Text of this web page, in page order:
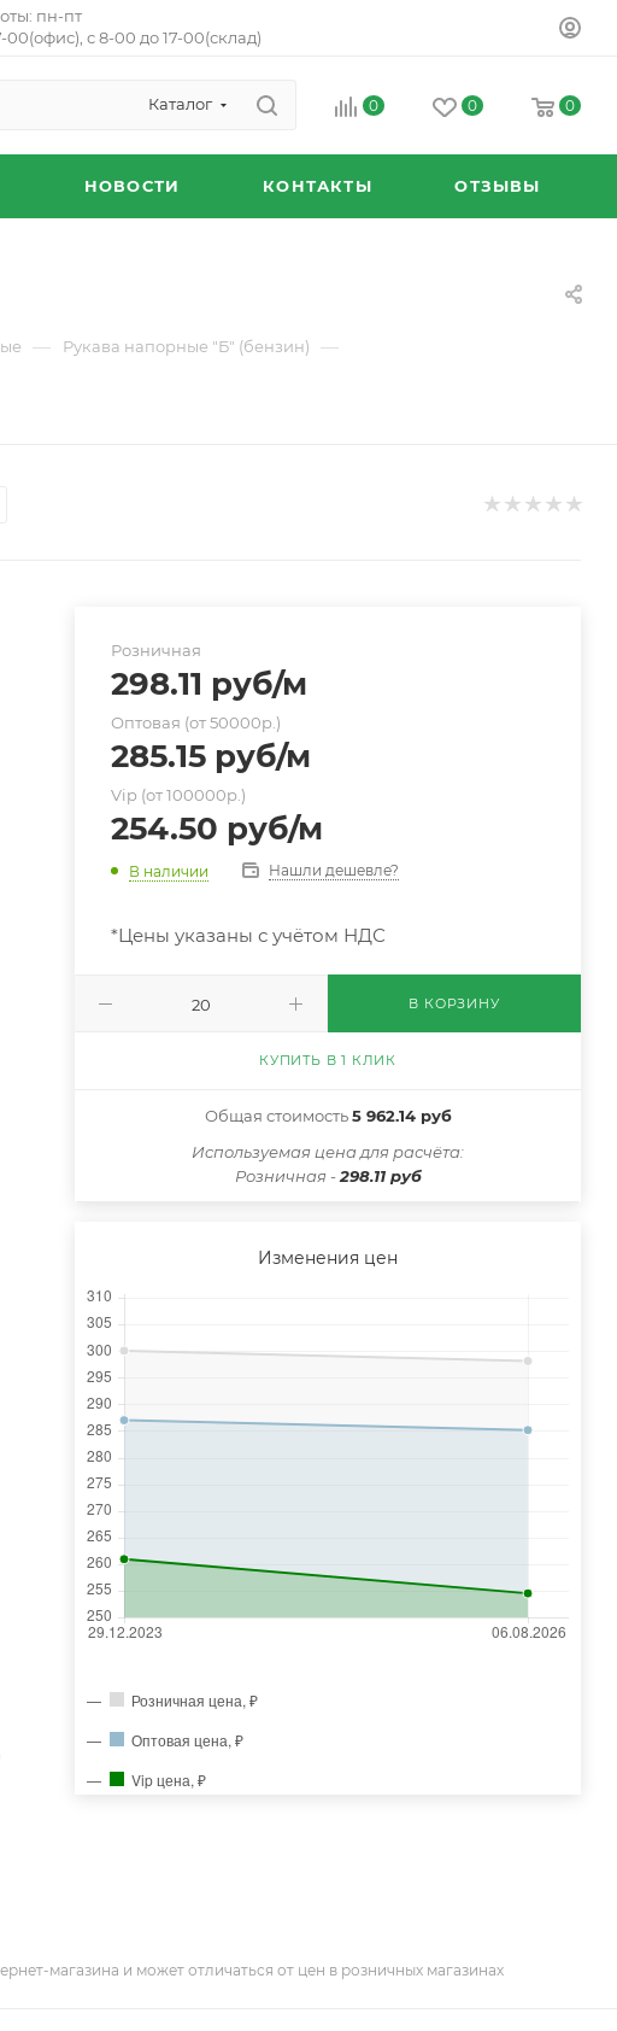
пн-пт
00(офис), с 8-00 до 17-00(склад)
Каталог 0 0 0
НОВОСТИ КОНТАКТЫ ОТЗЫВЫ
— Рукава напорные "Б" (бензин) —
Розничная
298.11 руб/м
Оптовая (от 50000р.)
285.15 руб/м
Vip (от 100000р.)
254.50 руб/м
В наличии Нашли дешевле?
*Цены указаны с учётом НДС
В КОРЗИНУ
КУПИТЬ В 1 КЛИК
Общая стоимость5 962.14 руб
Иcпользуемая цена для расчёта:
Розничная -298.11 руб
Изменения цен
Розничная цена, ₽
Оптовая цена, ₽
Vip цена, ₽
магазина и может отличаться от цен в розничных магазинах